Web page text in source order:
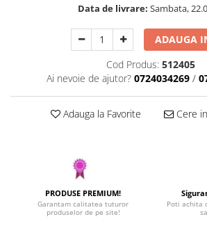
Data de livrare: Sambata,
ADAUGA
Cod Produs: 512405
Ai nevoie de ajutor? 0724034269 /
Adauga la Favorite Cere
PRODUSE PREMIUM!
Garantam calitatea tuturor
produselor de pe site!
Poti achita